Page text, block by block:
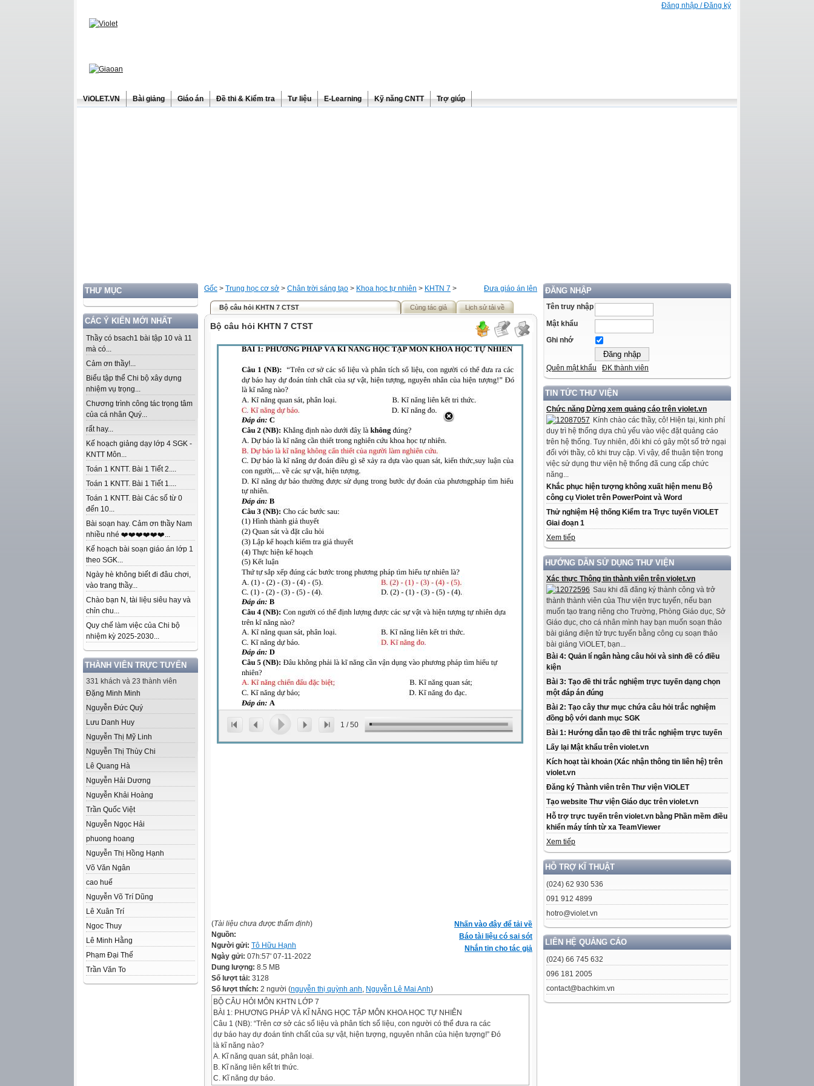
Đăng nhập / Đăng ký
ViOLET.VN Bài giảng Giáo án Đề thi & Kiểm tra Tư liệu E-Learning Kỹ năng CNTT Trợ giúp
THƯ MỤC
CÁC Ý KIẾN MỚI NHẤT
Thầy có bsach1 bài tập 10 và 11
mà có...
Cảm ơn thầy!...
Biểu tập thể Chi bộ xây dựng
nhiệm vụ trọng...
Chương trình công tác trọng tâm
của cá nhân Quý...
rất hay...
Kế hoạch giảng dạy lớp 4 SGK -
KNTT Môn...
Toán 1 KNTT. Bài 1 Tiết 2....
Toán 1 KNTT. Bài 1 Tiết 1....
Toán 1 KNTT. Bài Các số từ 0
đến 10...
Bài soạn hay. Cảm ơn thầy Nam
nhiều nhé ❤️❤️❤️❤️❤️❤️...
Kế hoạch bài soạn giáo án lớp 1
theo SGK...
Ngày hè không biết đi đâu chơi,
vào trang thầy...
Chào bạn N, tài liệu siêu hay và
chỉn chu...
Quy chế làm việc của Chi bộ
nhiệm kỳ 2025-2030...
THÀNH VIÊN TRỰC TUYẾN
331 khách và 23 thành viên
Đặng Minh Minh
Nguyễn Đức Quý
Lưu Danh Huy
Nguyễn Thị Mỹ Linh
Nguyễn Thị Thùy Chi
Lê Quang Hà
Nguyễn Hải Dương
Nguyễn Khải Hoàng
Trần Quốc Việt
Nguyễn Ngọc Hải
phuong hoang
Nguyễn Thị Hồng Hạnh
Võ Văn Ngân
cao huế
Nguyễn Võ Trí Dũng
Lê Xuân Trí
Ngoc Thuy
Lê Minh Hằng
Phạm Đại Thế
Trần Văn To
ĐĂNG NHẬP
Tên truy nhập
Mật khẩu
Ghi nhớ
Quên mật khẩu ĐK thành viên
TIN TỨC THƯ VIỆN
Chức năng Dừng xem quảng cáo trên violet.vn
Kính chào các thầy, cô! Hiện tại, kinh phí
duy trì hệ thống dựa chủ yếu vào việc đặt quảng cáo
trên hệ thống. Tuy nhiên, đôi khi có gây một số trở ngại
đối với thầy, cô khi truy cập. Vì vậy, để thuận tiện trong
việc sử dụng thư viện hệ thống đã cung cấp chức
năng...
Khắc phục hiện tượng không xuất hiện menu Bộ
công cụ Violet trên PowerPoint và Word
Thử nghiệm Hệ thống Kiểm tra Trực tuyến ViOLET
Giai đoạn 1
Xem tiếp
HƯỚNG DẪN SỬ DỤNG THƯ VIỆN
Xác thực Thông tin thành viên trên violet.vn
Sau khi đã đăng ký thành công và trở
thành thành viên của Thư viện trực tuyến, nếu bạn
muốn tạo trang riêng cho Trường, Phòng Giáo dục, Sở
Giáo dục, cho cá nhân mình hay bạn muốn soạn thảo
bài giảng điện tử trực tuyến bằng công cụ soạn thảo
bài giảng ViOLET, bạn...
Bài 4: Quản lí ngân hàng câu hỏi và sinh đề có điều
kiện
Bài 3: Tạo đề thi trắc nghiệm trực tuyến dạng chọn
một đáp án đúng
Bài 2: Tạo cây thư mục chứa câu hỏi trắc nghiệm
đồng bộ với danh mục SGK
Bài 1: Hướng dẫn tạo đề thi trắc nghiệm trực tuyến
Lấy lại Mật khẩu trên violet.vn
Kích hoạt tài khoản (Xác nhận thông tin liên hệ) trên
violet.vn
Đăng ký Thành viên trên Thư viện ViOLET
Tạo website Thư viện Giáo dục trên violet.vn
Hỗ trợ trực tuyến trên violet.vn bằng Phần mềm điều
khiển máy tính từ xa TeamViewer
Xem tiếp
HỖ TRỢ KĨ THUẬT
(024) 62 930 536
091 912 4899
hotro@violet.vn
LIÊN HỆ QUẢNG CÁO
(024) 66 745 632
096 181 2005
contact@bachkim.vn
Đưa giáo án lên
Gốc > Trung học cơ sở > Chân trời sáng tạo > Khoa học tự nhiên > KHTN 7 >
Bộ câu hỏi KHTN 7 CTST Cùng tác giả Lịch sử tải về
Bộ câu hỏi KHTN 7 CTST
1 /50
Nhấn vào đây để tải về
Báo tài liệu có sai sót
Nhắn tin cho tác giả
(Tài liệu chưa được thẩm định)
Nguồn:
Người gửi: Tô Hữu Hạnh
Ngày gửi: 07h:57' 07-11-2022
Dung lượng: 8.5 MB
Số lượt tải: 3128
Số lượt thích: 2 người (nguyễn thị quỳnh anh, Nguyễn Lê Mai Anh)
BỘ CÂU HỎI MÔN KHTN LỚP 7
BÀI 1: PHƯƠNG PHÁP VÀ KĨ NĂNG HỌC TẬP MÔN KHOA HỌC TỰ NHIÊN
Câu 1 (NB): “Trên cơ sở các sổ liệu và phân tích số liệu, con người có thể đưa ra các
dự báo hay dự đoán tính chất của sự vật, hiện tượng, nguyên nhân của hiện tượng!” Đó
là kĩ năng nào?
A. Kĩ năng quan sát, phân loại.
B. Kĩ năng liên kết tri thức.
C. Kĩ năng dự báo.